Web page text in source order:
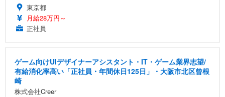
東京都
月給28万円～
正社員
ゲーム向けUIデザイナーアシスタント・IT・ゲーム業界志望/
有給消化率高い「正社員・年間休日125日」・大阪市北区曾根
崎
株式会社Creer